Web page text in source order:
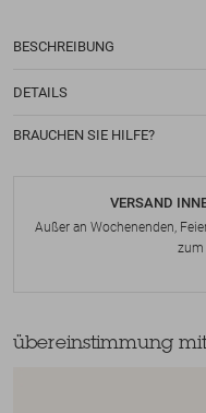
BESCHREIBUNG
DETAILS
BRAUCHEN SIE HILFE?
VERSAND
Außer an Wochenenden,
zum
übereinstimmung mit